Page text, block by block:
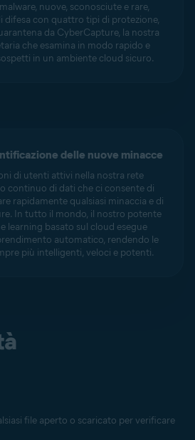
nuove, sconosciute e rare,
difesa con quattro tipi di protezione,
da CyberCapture, la nostra
che esamina in modo rapido e
in un ambiente cloud sicuro.
delle nuove minacce
di utenti attivi nella nostra rete
continuo di dati che ci consente di
rapidamente qualsiasi minaccia e di
In tutto il mondo, il nostro potente
learning basato sul cloud esegue
automatico, rendendo le
più intelligenti, veloci e potenti.
file aperto o scaricato per verificare